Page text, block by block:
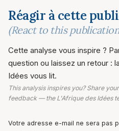
Réagir à cette
(React to this
Cette analyse vous inspire ?
question ou laissez un retour :
Idées vous lit.
This analysis inspires you? Share
feedback — the L'Afrique des Idées
Votre adresse e-mail ne sera pas